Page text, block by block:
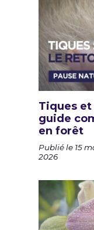
Tiques et
guide
en forêt
Publié le 15
2026